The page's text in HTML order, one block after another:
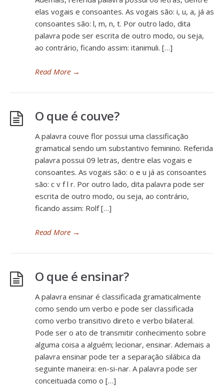
elas vogais e consoantes. As vogais são: i, u, a, já as
consoantes são: l, m, n, t. Por outro lado, dita
palavra pode ser escrita de outro modo, ou seja,
ao contrário, ficando assim: itanimuli. […]
Read More →
O que é couve?
A palavra couve flor possui uma classificação
gramatical sendo um substantivo feminino. Referida
palavra possui 09 letras, dentre elas vogais e
consoantes. As vogais são: o e u já as consoantes
são: c v f l r. Por outro lado, dita palavra pode ser
escrita de outro modo, ou seja, ao contrário,
ficando assim: Rolf […]
Read More →
O que é ensinar?
A palavra ensinar é classificada gramaticalmente
como sendo um verbo e pode ser classificada
como verbo transitivo direto e verbo bilateral.
Pode ser o ato de transmitir conhecimento sobre
alguma coisa a alguém; lecionar, ensinar. Ademais a
palavra ensinar pode ter a separação silábica da
seguinte maneira: en-si-nar. A palavra pode ser
conceituada como o […]